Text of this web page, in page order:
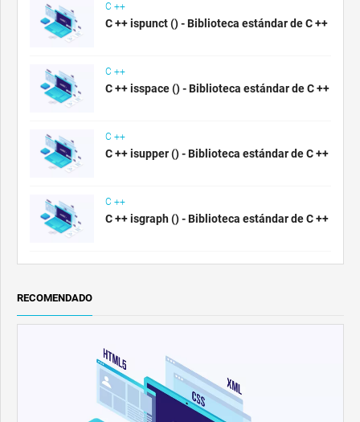
C ++
C ++ ispunct () - Biblioteca estándar de C ++
C ++
C ++ isspace () - Biblioteca estándar de C ++
C ++
C ++ isupper () - Biblioteca estándar de C ++
C ++
C ++ isgraph () - Biblioteca estándar de C ++
RECOMENDADO